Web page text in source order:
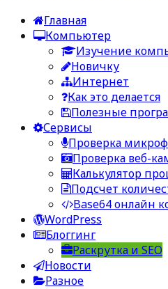
Главная
Компьютер
Изучение
Новичку
Интернет
Как это делается
Полезные
Сервисы
Проверка
Проверка веб-
Калькулятор
Подсчет
Base64 онлайн
WordPress
Блоггинг
Раскрутка и SEO
Новости
Разное